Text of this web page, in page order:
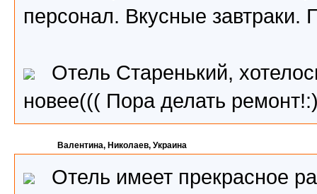
персонал. Вкусные завтраки.
Отель Старенький,
новее((( Пора делать
Валентина, Николаев, Украина
Отель имеет прекрасное